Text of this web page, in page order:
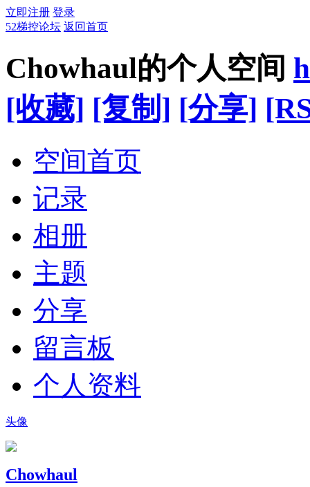
立即注册 登录
52梯控论坛 返回首页
Chowhaul的个人空间
[收藏] [复制] [分享]
空间首页
记录
相册
主题
分享
留言板
个人资料
头像
Chowhaul